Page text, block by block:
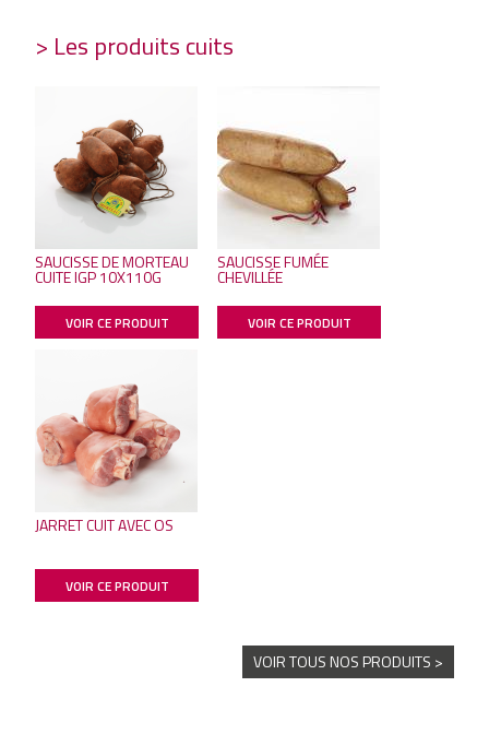
> Les produits cuits
SAUCISSE DE MORTEAU
CUITE IGP 10X110G
VOIR CE PRODUIT
SAUCISSE FUMÉE
CHEVILLÉE
VOIR CE PRODUIT
JARRET CUIT AVEC OS
VOIR CE PRODUIT
VOIR TOUS NOS PRODUITS >